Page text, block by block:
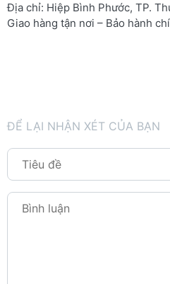
Địa chỉ: Hiệp Bình Phước, TP.
Giao hàng tận nơi – Bảo hành
ĐỂ LẠI NHẬN XÉT CỦA BẠN